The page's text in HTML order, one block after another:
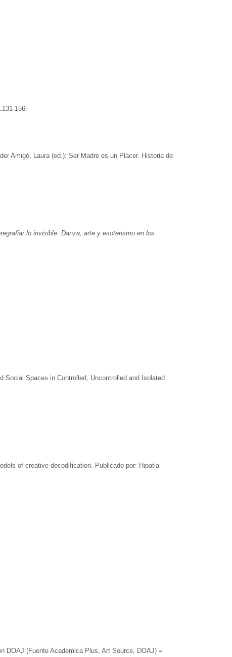
131-156.
Amigó, Laura (ed.): Ser Madre es un Placer. Historia de
lo invisible. Danza, arte y esoterismo en los
Spaces in Controlled, Uncontrolled and Isolated
of creative decodification. Publicado por: Hipatia
DOAJ (Fuente Academica Plus, Art Source, DOAJ) =